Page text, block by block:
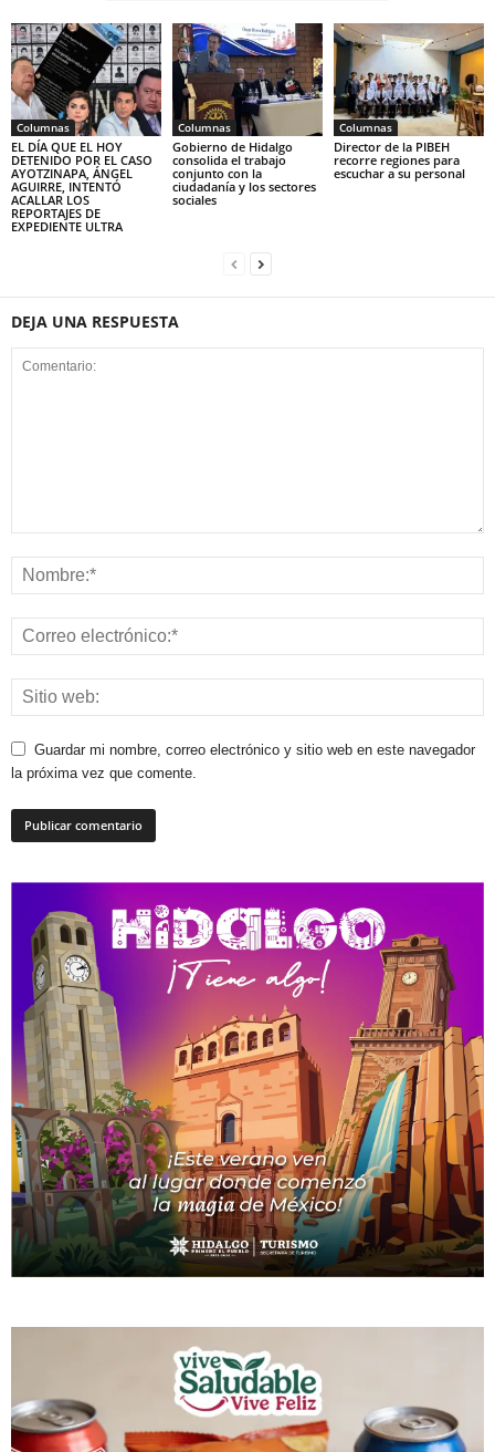
Columnas
EL DÍA QUE EL HOY
DETENIDO POR EL CASO
AYOTZINAPA, ÁNGEL
AGUIRRE, INTENTÓ
ACALLAR LOS
REPORTAJES DE
EXPEDIENTE ULTRA
Columnas
Gobierno de Hidalgo
consolida el trabajo
conjunto con la
ciudadanía y los sectores
sociales
Columnas
Director de la PIBEH
recorre regiones para
escuchar a su personal
DEJA UNA RESPUESTA
Guardar mi nombre, correo electrónico y sitio web en este navegador
la próxima vez que comente.